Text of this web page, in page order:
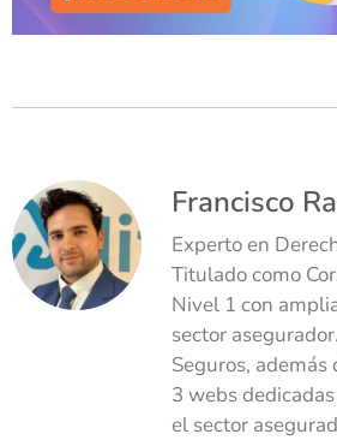
Francisco
Experto en
Titulado como
Nivel 1 con
sector
Seguros,
3 webs
el sector